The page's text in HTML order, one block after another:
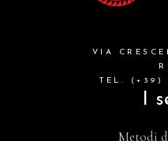
VIA
TEL. (+39)
I
Metodi